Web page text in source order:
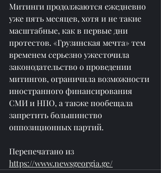
Митинги продолжаются ежедневно
уже пять месяцев, хотя и не такие
масштабные, как в первые дни
протестов. «Грузинская мечта» тем
временем серьезно ужесточила
законодательство о проведении
митингов, ограничила возможности
иностранного финансирования
СМИ и НПО, а также пообещала
запретить большинство
оппозиционных партий.
Перепечатано из
https://www.newsgeorgia.ge/